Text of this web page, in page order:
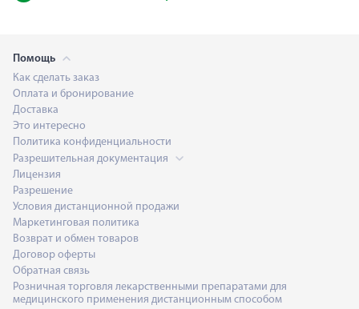
Помощь
Как сделать заказ
Оплата и бронирование
Доставка
Это интересно
Политика конфиденциальности
Разрешительная документация
Лицензия
Разрешение
Условия дистанционной продажи
Маркетинговая политика
Возврат и обмен товаров
Договор оферты
Обратная связь
Розничная торговля лекарственными препаратами для
медицинского применения дистанционным способом